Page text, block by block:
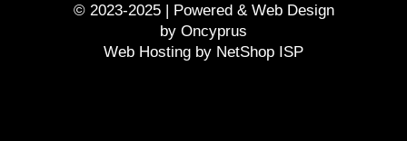
© 2023-2025 | Powered & Web Design
by Oncyprus
Web Hosting by NetShop ISP